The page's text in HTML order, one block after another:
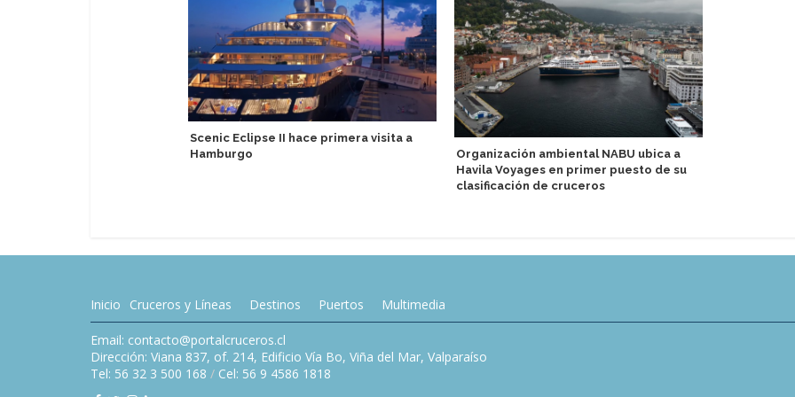
Scenic Eclipse II hace primera visita a
Hamburgo
Organización ambiental NABU ubica a
Havila Voyages en primer puesto de su
clasificación de cruceros
Inicio Cruceros y Líneas Destinos Puertos Multimedia
Email: contacto@portalcruceros.cl
Dirección: Viana 837, of. 214, Edificio Vía Bo, Viña del Mar, Valparaíso
Tel: 56 32 3 500 168 / Cel: 56 9 4586 1818